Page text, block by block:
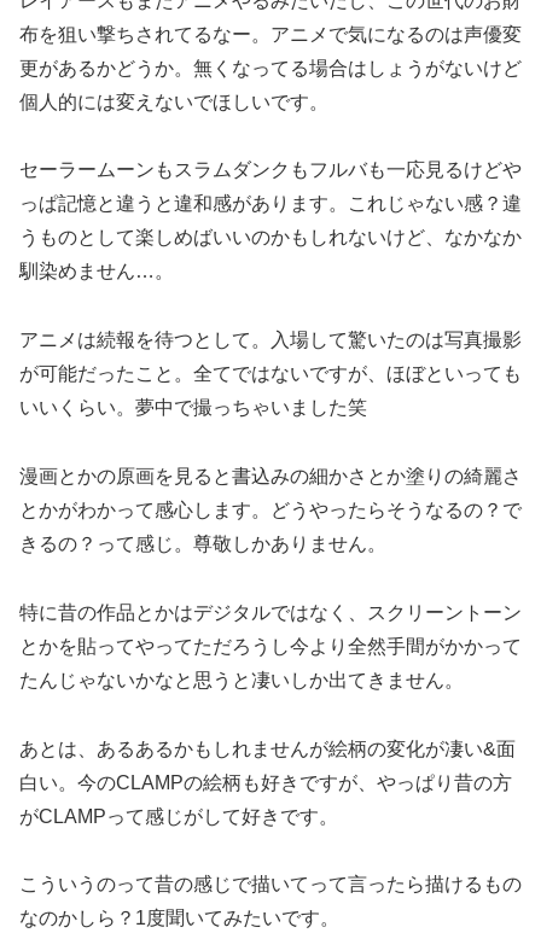
布を狙い撃ちされてるなー。アニメで気になるのは声優変
更があるかどうか。無くなってる場合はしょうがないけど
個人的には変えないでほしいです。
セーラームーンもスラムダンクもフルバも一応見るけどや
っぱ記憶と違うと違和感があります。これじゃない感？違
うものとして楽しめばいいのかもしれないけど、なかなか
馴染めません…。
アニメは続報を待つとして。入場して驚いたのは写真撮影
が可能だったこと。全てではないですが、ほぼといっても
いいくらい。夢中で撮っちゃいました笑
漫画とかの原画を見ると書込みの細かさとか塗りの綺麗さ
とかがわかって感心します。どうやったらそうなるの？で
きるの？って感じ。尊敬しかありません。
特に昔の作品とかはデジタルではなく、スクリーントーン
とかを貼ってやってただろうし今より全然手間がかかって
たんじゃないかなと思うと凄いしか出てきません。
あとは、あるあるかもしれませんが絵柄の変化が凄い&面
白い。今のCLAMPの絵柄も好きですが、やっぱり昔の方
がCLAMPって感じがして好きです。
こういうのって昔の感じで描いてって言ったら描けるもの
なのかしら？1度聞いてみたいです。